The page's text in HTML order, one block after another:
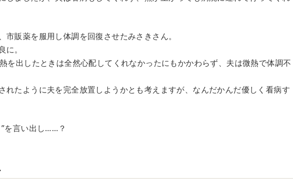
市販薬を服用し体調を回復させたみさきさん。
。
を出したときは全然心配してくれなかったにもかかわらず、夫は微熱で体調不
れたように夫を完全放置しようかとも考えますが、なんだかんだ優しく看病す
を言い出し……？